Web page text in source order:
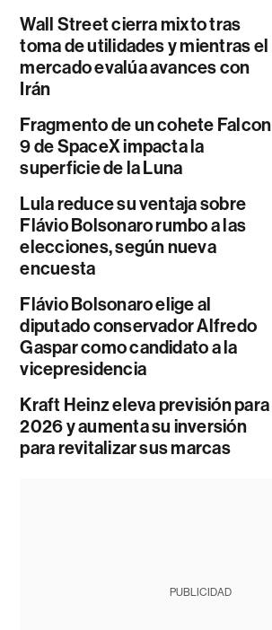
Wall Street cierra mixto tras
toma de utilidades y mientras el
mercado evalúa avances con
Irán
Fragmento de un cohete Falcon
9 de SpaceX impacta la
superficie de la Luna
Lula reduce su ventaja sobre
Flávio Bolsonaro rumbo a las
elecciones, según nueva
encuesta
Flávio Bolsonaro elige al
diputado conservador Alfredo
Gaspar como candidato a la
vicepresidencia
Kraft Heinz eleva previsión para
2026 y aumenta su inversión
para revitalizar sus marcas
PUBLICIDAD